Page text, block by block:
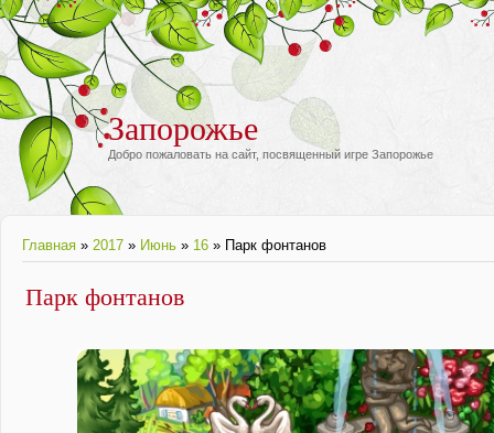
Запорожье
Добро пожаловать на сайт, посвященный игре Запорожье
Главная » 2017 » Июнь » 16 » Парк фонтанов
Парк фонтанов